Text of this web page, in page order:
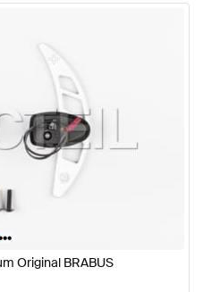
••
Original BRABUS